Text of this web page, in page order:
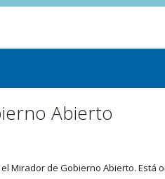
Abierto
Mirador de Gobierno Abierto.